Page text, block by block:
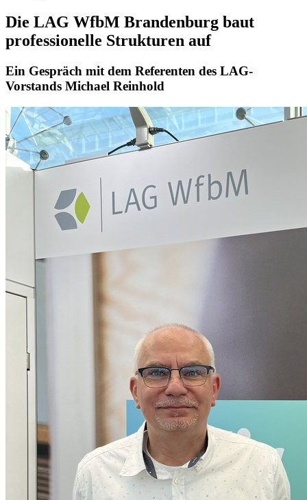
Die LAG WfbM Brandenburg baut
professionelle Strukturen auf
Ein Gespräch mit dem Referenten des LAG-
Vorstands Michael Reinhold